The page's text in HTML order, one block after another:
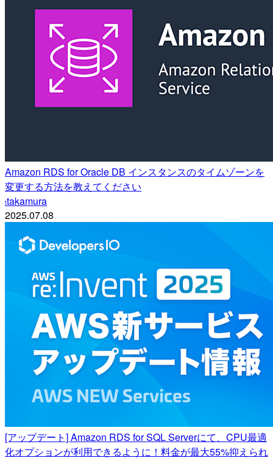
Amazon RDS for Oracle DB インスタンスのタイムゾーンを
変更する方法を教えてください
ttakamura
2025.07.08
[アップデート] Amazon RDS for SQL Serverにて、CPU最適
化オプションが利用できるように！料金が最大55%抑えられ